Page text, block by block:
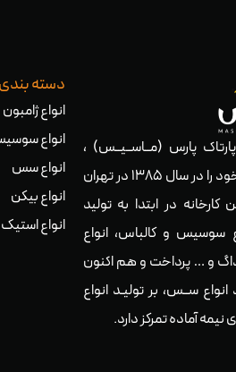
پارس (مــاســیــس) ،
اولین کارخانه خود را در سال ۱۳۸۵ در تهران
کارخانه در ابتدا به تولید
سوسیس و کالباس، انواع
و … پرداخت و هم اکنون
انواع ســس، بر تولیـد انواع
نیمه آماده تمرکز دارد.
دسته
انواع ژامبون
انواع
انواع سس
انواع بیکن
انواع استیک